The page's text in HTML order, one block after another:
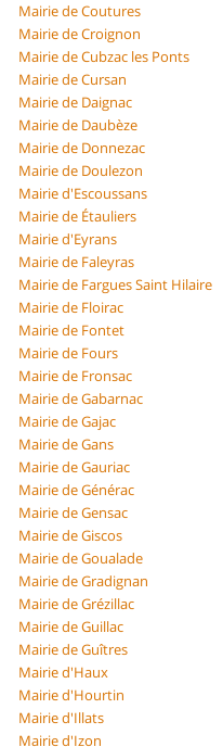
Mairie de Coutures
Mairie de Croignon
Mairie de Cubzac les Ponts
Mairie de Cursan
Mairie de Daignac
Mairie de Daubèze
Mairie de Donnezac
Mairie de Doulezon
Mairie d'Escoussans
Mairie de Étauliers
Mairie d'Eyrans
Mairie de Faleyras
Mairie de Fargues Saint Hilaire
Mairie de Floirac
Mairie de Fontet
Mairie de Fours
Mairie de Fronsac
Mairie de Gabarnac
Mairie de Gajac
Mairie de Gans
Mairie de Gauriac
Mairie de Générac
Mairie de Gensac
Mairie de Giscos
Mairie de Goualade
Mairie de Gradignan
Mairie de Grézillac
Mairie de Guillac
Mairie de Guîtres
Mairie d'Haux
Mairie d'Hourtin
Mairie d'Illats
Mairie d'Izon